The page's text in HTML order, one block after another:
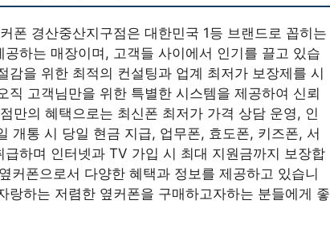
폰 경산중산지구점은 대한민국 1등 브랜드로 꼽히는
하는 매장이며, 고객들 사이에서 인기를 끌고 있습
을 위한 최적의 컨설팅과 업계 최저가 보장제를 시
고객님만을 위한 특별한 시스템을 제공하여 신뢰
만의 혜택으로는 최신폰 최저가 가격 상담 운영, 인
개통 시 당일 현금 지급, 업무폰, 효도폰, 키즈폰, 서
하며 인터넷과 TV 가입 시 최대 지원금까지 보장합
커폰으로서 다양한 혜택과 정보를 제공하고 있습니
랑하는 저렴한 옆커폰을 구매하고자하는 분들에게 좋